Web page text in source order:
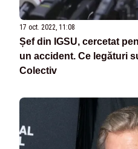
17 oct. 2022, 11:08
Șef din IGSU, cercetat
un accident. Ce legături
Colectiv